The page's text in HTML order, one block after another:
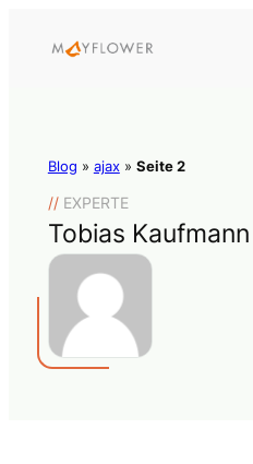
Blog » ajax» Seite 2
//EXPERTE
Tobias Kaufmann